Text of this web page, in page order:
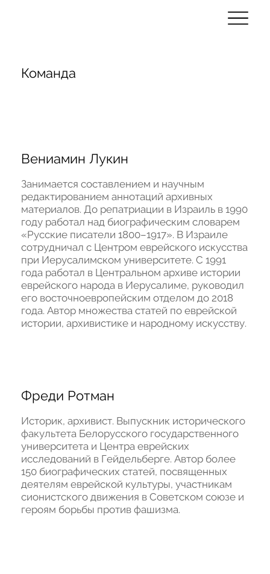
Вениамин Лукин
Занимается составлением и научным
редактированием аннотаций архивных
материалов. До репатриации в Израиль в 1990
году работал над биографическим словарем
«Русские писатели 1800–1917». В Израиле
сотрудничал с Центром еврейского искусства
при Иерусалимском университете. С 1991
года работал в Центральном архиве истории
еврейского народа в Иерусалиме, руководил
его восточноевропейским отделом до 2018
года. Автор множества статей по еврейской
истории, архивистике и народному искусству.
Фреди Ротман
Историк, архивист. Выпускник исторического
факультета Белорусского государственного
университета и Центра еврейских
исследований в Гейдельберге. Автор более
150 биографических статей, посвященных
деятелям еврейской культуры, участникам
сионистского движения в Советском союзе и
героям борьбы против фашизма.
Команда